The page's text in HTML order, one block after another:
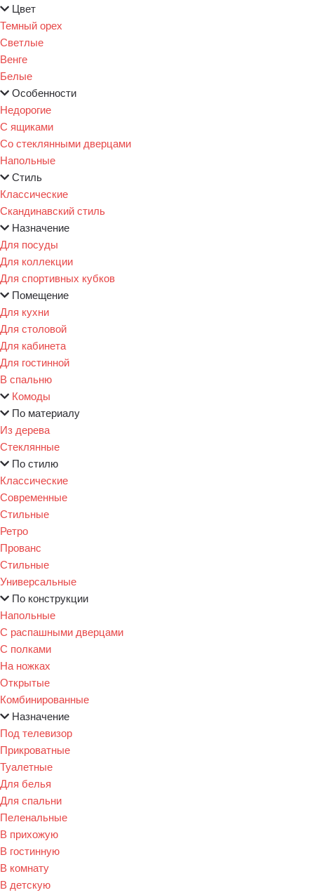
Цвет
Темный орех
Светлые
Венге
Белые
Особенности
Недорогие
С ящиками
Со стеклянными дверцами
Напольные
Стиль
Классические
Скандинавский стиль
Назначение
Для посуды
Для коллекции
Для спортивных кубков
Помещение
Для кухни
Для столовой
Для кабинета
Для гостинной
В спальню
Комоды
По материалу
Из дерева
Стеклянные
По стилю
Классические
Современные
Стильные
Ретро
Прованс
Стильные
Универсальные
По конструкции
Напольные
С распашными дверцами
С полками
На ножках
Открытые
Комбинированные
Назначение
Под телевизор
Прикроватные
Туалетные
Для белья
Для спальни
Пеленальные
В прихожую
В гостинную
В комнату
В детскую